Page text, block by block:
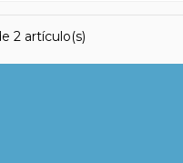
2 artículo(s)